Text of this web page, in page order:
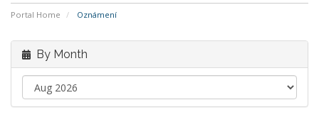
Portal Home Oznámení
By Month